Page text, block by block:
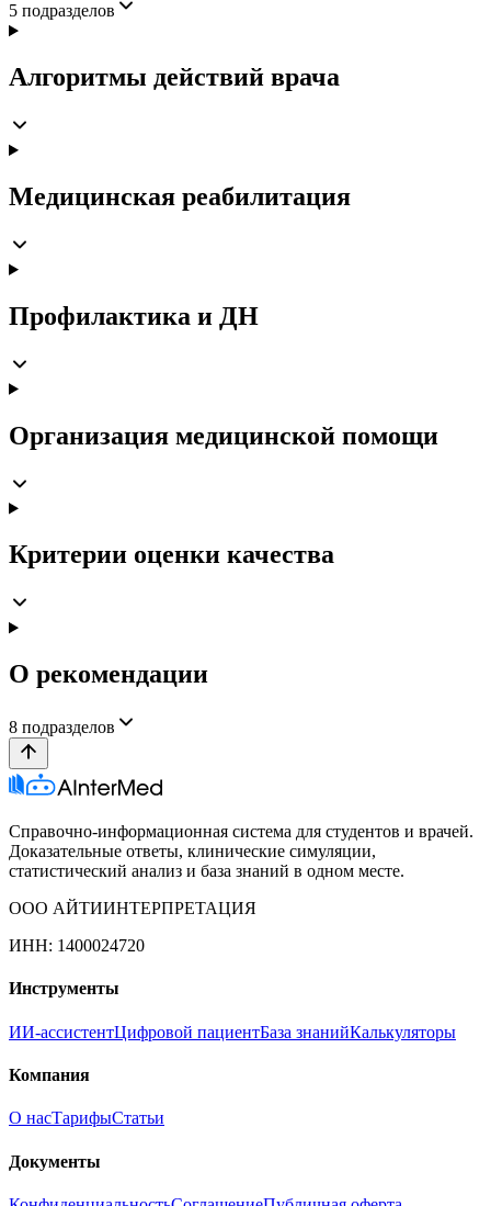
5 подразделов
Алгоритмы действий врача
Медицинская реабилитация
Профилактика и ДН
Организация медицинской помощи
Критерии оценки качества
О рекомендации
8 подразделов
Справочно-информационная система для студентов и врачей.
Доказательные ответы, клинические симуляции,
статистический анализ и база знаний в одном месте.
ООО АЙТИИНТЕРПРЕТАЦИЯ
ИНН: 1400024720
Инструменты
ИИ-ассистентЦифровой пациентБаза знанийКалькуляторы
Компания
О насТарифыСтатьи
Документы